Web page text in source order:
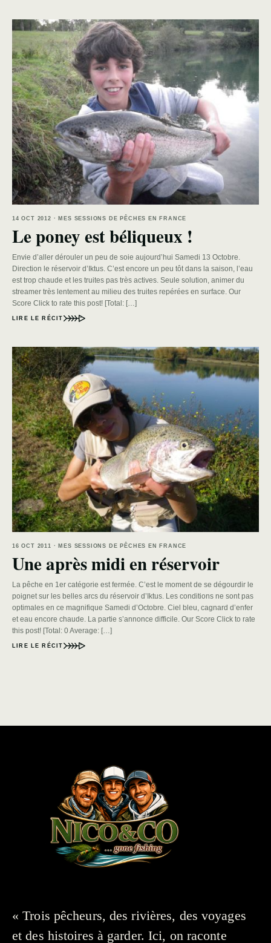
14 OCT 2012 · MES SESSIONS DE PÊCHES EN FRANCE
Le poney est béliqueux !
Envie d’aller dérouler un peu de soie aujourd’hui Samedi 13 Octobre.
Direction le réservoir d’Iktus. C’est encore un peu tôt dans la saison, l’eau
est trop chaude et les truites pas très actives. Seule solution, animer du
streamer très lentement au milieu des truites repérées en surface. Our
Score Click to rate this post! [Total: […]
LIRE LE RÉCIT
16 OCT 2011 · MES SESSIONS DE PÊCHES EN FRANCE
Une après midi en réservoir
La pêche en 1er catégorie est fermée. C’est le moment de se dégourdir le
poignet sur les belles arcs du réservoir d’Iktus. Les conditions ne sont pas
optimales en ce magnifique Samedi d’Octobre. Ciel bleu, cagnard d’enfer
et eau encore chaude. La partie s’annonce difficile. Our Score Click to rate
this post! [Total: 0 Average: […]
LIRE LE RÉCIT
« Trois pêcheurs, des rivières, des voyages
et des histoires à garder. Ici, on raconte